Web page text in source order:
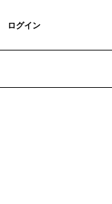
ログイン